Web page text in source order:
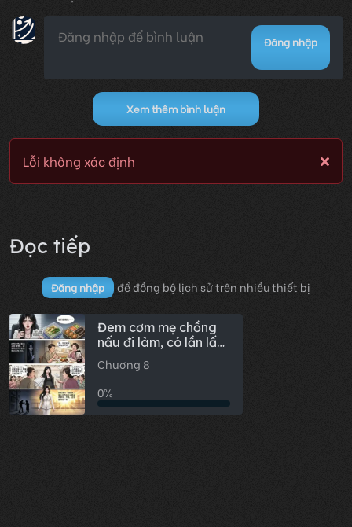
Đăng nhập
Xem thêm bình luận
Lỗi không xác định
Đọc tiếp
Đăng nhập để đồng bộ lịch sử trên nhiều thiết bị
Đem cơm mẹ chồng
nấu đi làm, có lần lấy
nhầm hộp cơm của
chồng, mở ra xong tôi
chết lặng
Chương 8
0%